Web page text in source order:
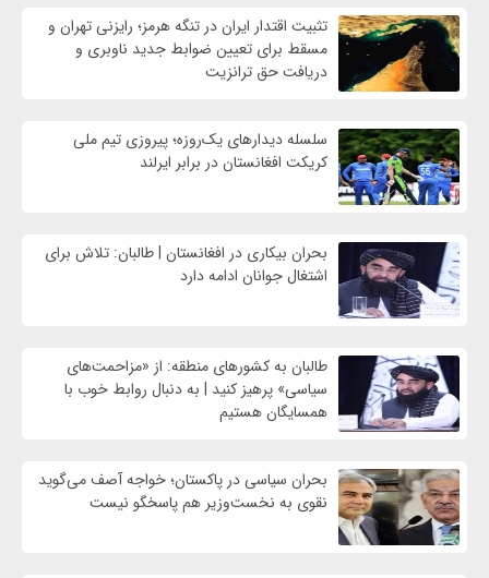
تثبیت اقتدار ایران در تنگه هرمز؛ رایزنی تهران و
مسقط برای تعیین ضوابط جدید ناوبری و
دریافت حق ترانزیت
سلسله دیدارهای یک‌روزه؛ پیروزی تیم ملی
کریکت افغانستان در برابر ایرلند
بحران بیکاری در افغانستان | طالبان: تلاش برای
اشتغال جوانان ادامه دارد
طالبان به کشورهای منطقه: از «مزاحمت‌های
سیاسی» پرهیز کنید | به دنبال روابط خوب با
همسایگان هستیم
بحران سیاسی در پاکستان؛ خواجه آصف می‌گوید
نقوی به نخست‌وزیر هم پاسخگو نیست